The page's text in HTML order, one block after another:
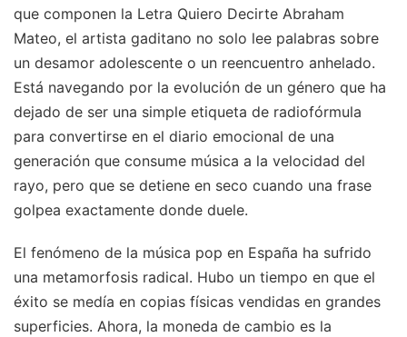
que componen la Letra Quiero Decirte Abraham
Mateo, el artista gaditano no solo lee palabras sobre
un desamor adolescente o un reencuentro anhelado.
Está navegando por la evolución de un género que ha
dejado de ser una simple etiqueta de radiofórmula
para convertirse en el diario emocional de una
generación que consume música a la velocidad del
rayo, pero que se detiene en seco cuando una frase
golpea exactamente donde duele.
El fenómeno de la música pop en España ha sufrido
una metamorfosis radical. Hubo un tiempo en que el
éxito se medía en copias físicas vendidas en grandes
superficies. Ahora, la moneda de cambio es la